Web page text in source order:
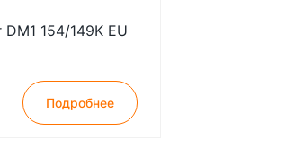
154/149K EU
Подробнее